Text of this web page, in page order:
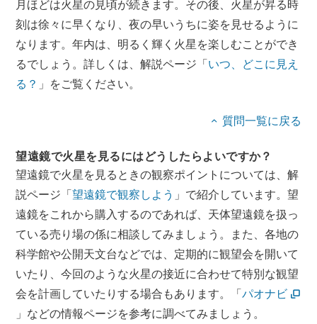
月ほどは火星の見頃が続きます。その後、火星が昇る時
刻は徐々に早くなり、夜の早いうちに姿を見せるように
なります。年内は、明るく輝く火星を楽しむことができ
るでしょう。詳しくは、解説ページ「いつ、どこに見え
る？ 」をご覧ください。
質問一覧に戻る
望遠鏡で火星を見るにはどうしたらよいですか？
望遠鏡で火星を見るときの観察ポイントについては、解
説ページ「望遠鏡で観察しよう 」で紹介しています。望
遠鏡をこれから購入するのであれば、天体望遠鏡を扱っ
ている売り場の係に相談してみましょう。また、各地の
科学館や公開天文台などでは、定期的に観望会を開いて
いたり、今回のような火星の接近に合わせて特別な観望
会を計画していたりする場合もあります。「パオナビ
」などの情報ページを参考に調べてみましょう。